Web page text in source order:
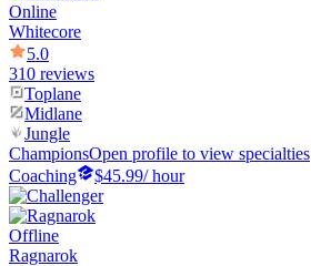
Online
Whitecore
5.0
310 reviews
Toplane
Midlane
Jungle
ChampionsOpen profile to view specialties
Coaching
$45.99/ hour
Offline
Ragnarok